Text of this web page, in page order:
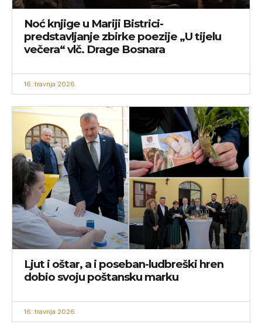
Noć knjige u Mariji Bistrici-
predstavljanje zbirke poezije „U tijelu
večera“ vlč. Drage Bosnara
16. travnja 2026.
Ljut i oštar, a i poseban-ludbreški hren
dobio svoju poštansku marku
16. travnja 2026.